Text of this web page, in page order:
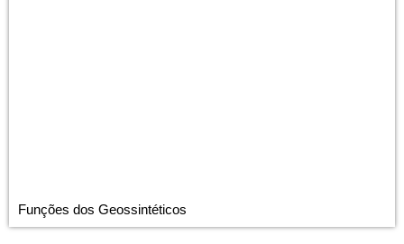
Funções dos Geossintéticos